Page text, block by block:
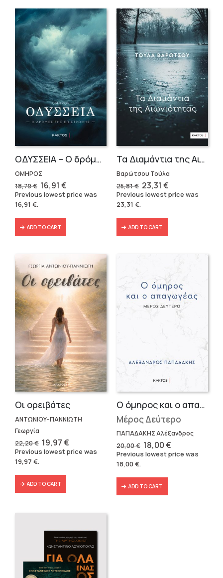
OΔΥΣΣΕΙΑ – Ο δρόμος της επιστροφής
ΟΜΗΡΟΣ
18,79€ Original
price
was:
16,91 €Current
price
is:
Previous lowest price was
16,91 €.
ADD TO CART
Τα Διαμάντια της Αιωνιότητας
Βαρώτσου Τούλα
25,81€ Original
price
was:
23,31 €Current
price
is:
Previous lowest price was
23,31 €.
ADD TO CART
Οι ορειβάτες
ΑΝΤΩΝΙΟΥ-ΓΙΑΝΝΙΩΤΗ
Γεωργία
22,20€ Original
price
was:
19,97€Current
price
is:
Previous lowest price was
19,97 €.
ADD TO CART
Ο όμηρος και ο απαγωγέας
Μέρος Δεύτερο
ΠΑΠΑΔΑΚΗΣ Αλέξανδρος
20,00€ Original
price
was:
18,00€Current
price
is:
Previous lowest price was
18,00€.
ADD TO CART